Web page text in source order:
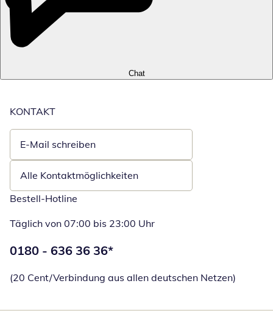
Chat
KONTAKT
E-Mail schreiben
Öffnet E-Mail-Client
Alle Kontaktmöglichkeiten
Bestell-Hotline
Täglich von 07:00 bis 23:00 Uhr
Telefonnummer:
0180 - 636 36 36*
(20 Cent/Verbindung aus allen deutschen Netzen)